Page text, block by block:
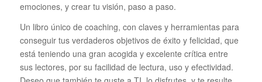
emociones, y crear tu visión, paso a paso.
Un libro único de coaching, con claves y herramientas para
conseguir tus verdaderos objetivos de éxito y felicidad, que
está teniendo una gran acogida y excelente crítica entre
sus lectores, por su facilidad de lectura, uso y efectividad.